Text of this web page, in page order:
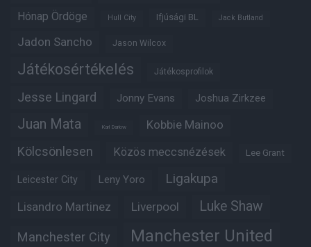
Hónap Ördöge Hull City Ifjúsági BL Jack Butland
Jadon Sancho Jason Wilcox
Játékosértékelés Játékosprofilok
Jesse Lingard Jonny Evans Joshua Zirkzee
Juan Mata Karl Darlow Kobbie Mainoo
Kölcsönlesen Közös meccsnézések Lee Grant
Leicester City Leny Yoro Ligakupa
Lisandro Martinez Liverpool Luke Shaw
Manchester City Manchester United